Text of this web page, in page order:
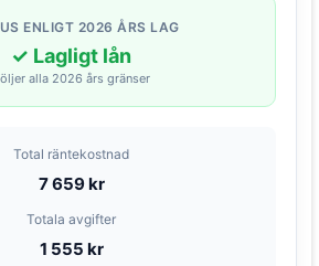
ENLIGT 2026 ÅRS LAG
✓ Lagligt lån
alla 2026 års gränser
Total räntekostnad
7 659 kr
Totala avgifter
1 555 kr